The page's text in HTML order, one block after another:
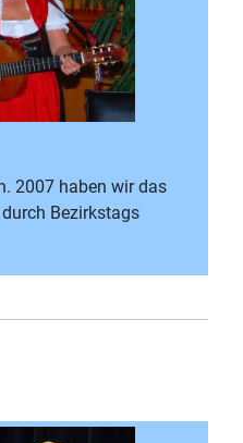
2007 haben wir das
Bezirkstags